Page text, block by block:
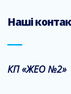
Наші
КП «ЖЕО №2»